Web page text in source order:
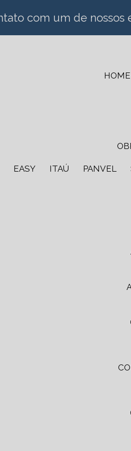
com um de nossos
HOME
EASY ITAÚ PANVEL